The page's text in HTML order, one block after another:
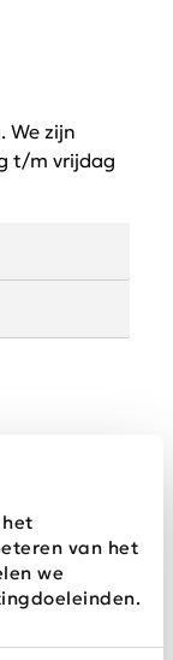
van het
we
We zijn
t/m vrijdag